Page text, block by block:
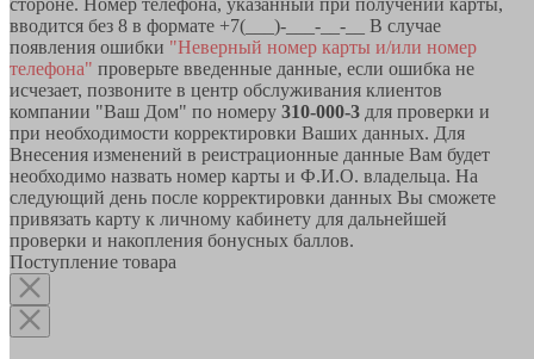
стороне. Номер телефона, указанный при получении карты,
вводится без 8 в формате +7(___)-___-__-__ В случае
появления ошибки "Неверный номер карты и/или номер
телефона" проверьте введенные данные, если ошибка не
исчезает, позвоните в центр обслуживания клиентов
компании "Ваш Дом" по номеру 310-000-3 для проверки и
при необходимости корректировки Ваших данных. Для
Внесения изменений в реистрационные данные Вам будет
необходимо назвать номер карты и Ф.И.О. владельца. На
следующий день после корректировки данных Вы сможете
привязать карту к личному кабинету для дальнейшей
проверки и накопления бонусных баллов.
Поступление товара